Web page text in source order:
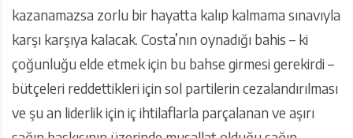
kazanamazsa zorlu bir hayatta kalıp kalmama sınavıyla
karşı karşıya kalacak. Costa’nın oynadığı bahis – ki
çoğunluğu elde etmek için bu bahse girmesi gerekirdi –
bütçeleri reddettikleri için sol partilerin cezalandırılması
ve şu an liderlik için iç ihtilaflarla parçalanan ve aşırı